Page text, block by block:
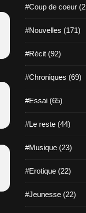
#Coup de coeur
#Nouvelles (171)
#Récit (92)
#Chroniques (69)
#Essai (65)
#Le reste (44)
#Musique (23)
#Erotique (22)
#Jeunesse (22)